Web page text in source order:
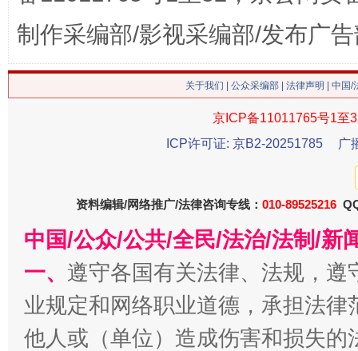
在谋一域中谋全局
今
制作采编部/影视采编部/发布广
关于我们 公众采编部 法律声明 | 中国
京ICP备11011765号1至
ICP许可证: 京B2-20251785
广
资料编辑/网络推广/法律咨询专线： 010-89525216
中国/公众/公共/全民/法治/法制/新
一、 遵守各国有关法律、法规，
业规定和网络职业道德，承担法
他人或（单位）造成伤害和损失